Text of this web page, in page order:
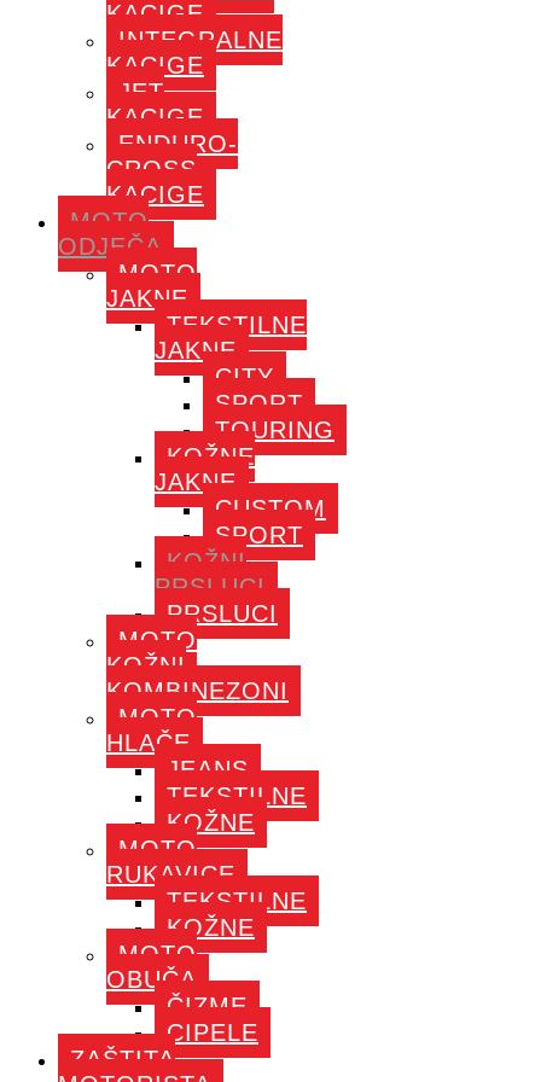
KACIGE
INTEGRALNE
KACIGE
JET
KACIGE
ENDURO-
CROSS
KACIGE
MOTO
ODJEČA
MOTO
JAKNE
TEKSTILNE
JAKNE
CITY
SPORT
TOURING
KOŽNE
JAKNE
CUSTOM
SPORT
KOŽNI
PRSLUCI
PRSLUCI
MOTO
KOŽNI
KOMBINEZONI
MOTO
HLAČE
JEANS
TEKSTILNE
KOŽNE
MOTO
RUKAVICE
TEKSTILNE
KOŽNE
MOTO
OBUČA
ČIZME
CIPELE
ZAŠTITA